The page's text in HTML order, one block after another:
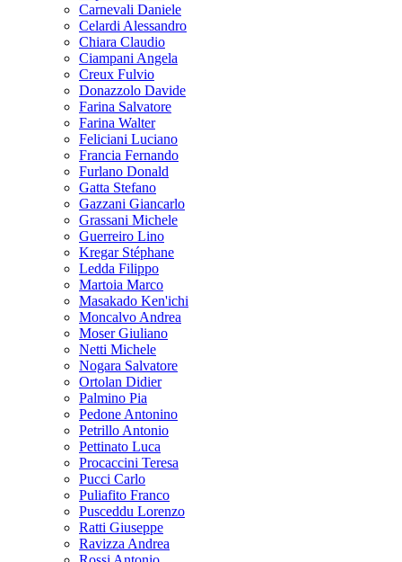
Carnevali Daniele
Celardi Alessandro
Chiara Claudio
Ciampani Angela
Creux Fulvio
Donazzolo Davide
Farina Salvatore
Farina Walter
Feliciani Luciano
Francia Fernando
Furlano Donald
Gatta Stefano
Gazzani Giancarlo
Grassani Michele
Guerreiro Lino
Kregar Stéphane
Ledda Filippo
Martoia Marco
Masakado Ken'ichi
Moncalvo Andrea
Moser Giuliano
Netti Michele
Nogara Salvatore
Ortolan Didier
Palmino Pia
Pedone Antonino
Petrillo Antonio
Pettinato Luca
Procaccini Teresa
Pucci Carlo
Puliafito Franco
Pusceddu Lorenzo
Ratti Giuseppe
Ravizza Andrea